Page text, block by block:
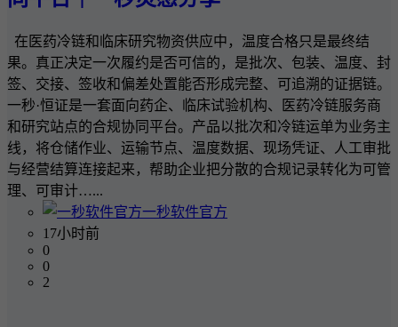
在医药冷链和临床研究物资供应中，温度合格只是最终结
果。真正决定一次履约是否可信的，是批次、包装、温度、封
签、交接、签收和偏差处置能否形成完整、可追溯的证据链。
一秒·恒证是一套面向药企、临床试验机构、医药冷链服务商
和研究站点的合规协同平台。产品以批次和冷链运单为业务主
线，将仓储作业、运输节点、温度数据、现场凭证、人工审批
与经营结算连接起来，帮助企业把分散的合规记录转化为可管
理、可审计…...
一秒软件官方
17小时前
0
0
2